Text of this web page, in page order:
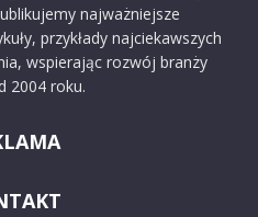
najważniejsze
przykłady najciekawszych
wspierając rozwój branży
2004 roku.